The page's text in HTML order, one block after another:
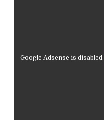
Google Adsense is disabled.